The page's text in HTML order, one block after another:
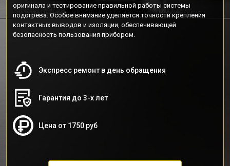
оригинала и тестирование правильной работы системы
подогрева. Особое внимание уделяется точности крепления
контактных выводов и изоляции, обеспечивающей
безопасность пользования прибором.
Экспресс ремонт в день обращения
Гарантия до 3-х лет
Цена от 1750 руб